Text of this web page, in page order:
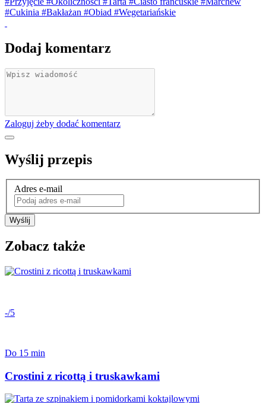
#Cukinia #Bakłażan #Obiad #Wegetariańskie
Dodaj komentarz
Zaloguj żeby dodać komentarz
Wyślij przepis
Adres e-mail
Wyślij
Zobacz także
-/5
Do 15 min
Crostini z ricottą i truskawkami